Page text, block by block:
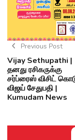
Previous Post
Vijay Sethupathi |
தனது ரசிகருக்கு
சர்ப்ரைஸ் விசிட்
விஜய் சேதுபதி |
Kumudam News